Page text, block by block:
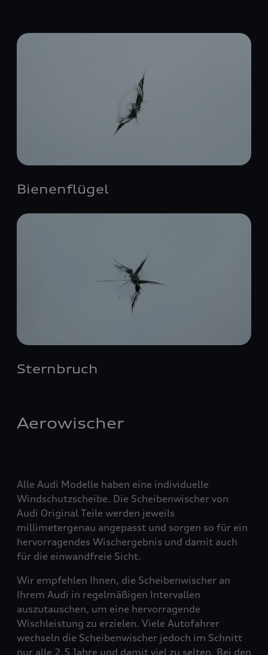
Bienenflügel
Sternbruch
Aerowischer
Alle Audi Modelle haben eine individuelle
Windschutzscheibe. Die Scheibenwischer von
Audi Original Teile werden jeweils
millimetergenau angepasst und sorgen so für ein
hervorragendes Wischergebnis und damit auch
für die einwandfreie Sicht.
Wir empfehlen Ihnen, die Scheibenwischer an
Ihrem Audi in regelmäßigen Intervallen
auszutauschen, um eine hervorragende
Wischleistung zu erzielen. Viele Autofahrer
wechseln die Scheibenwischer jedoch im Schnitt
nur alle 2,5 Jahre und damit viel zu selten. Bei den